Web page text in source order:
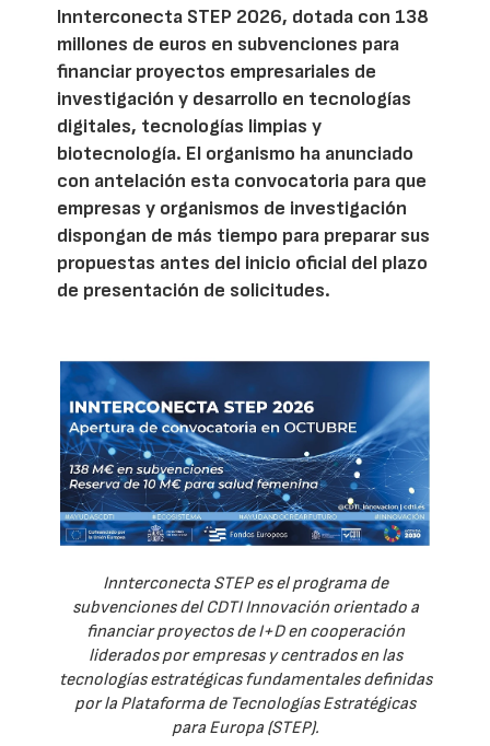
Innterconecta STEP 2026, dotada con 138
millones de euros en subvenciones para
financiar proyectos empresariales de
investigación y desarrollo en tecnologías
digitales, tecnologías limpias y
biotecnología. El organismo ha anunciado
con antelación esta convocatoria para que
empresas y organismos de investigación
dispongan de más tiempo para preparar sus
propuestas antes del inicio oficial del plazo
de presentación de solicitudes.
Innterconecta STEP es el programa de
subvenciones del CDTI Innovación orientado a
financiar proyectos de I+D en cooperación
liderados por empresas y centrados en las
tecnologías estratégicas fundamentales definidas
por la Plataforma de Tecnologías Estratégicas
para Europa (STEP).